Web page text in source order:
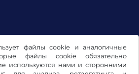
файлы cookie и аналогичные
файлы cookie обязательно
используются нами и сторонними